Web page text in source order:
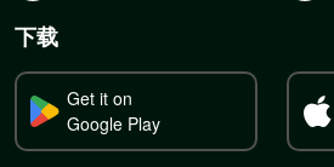
下载
Get it on
Google Play